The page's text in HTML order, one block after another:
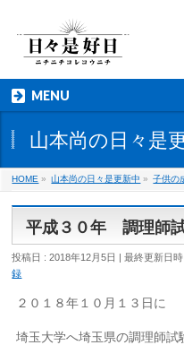
MENU
山本尚の日々是
HOME » 山本尚の日々是更新中 » 子供の
平成３０年 調理師
投稿日 : 2018年12月5日 最終更新日
録
２０１８年１０月１３日に
埼玉大学へ埼玉県の調理師試